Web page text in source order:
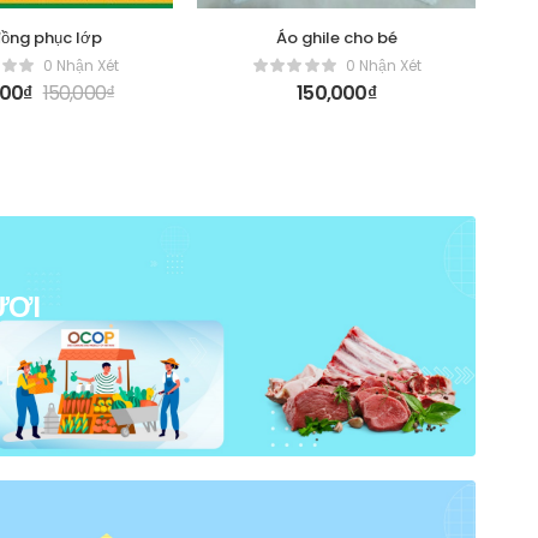
phục lớp
0 Nhận Xét
₫ 150,000₫
Áo ghile cho bé
0 Nhận Xét
150,000₫